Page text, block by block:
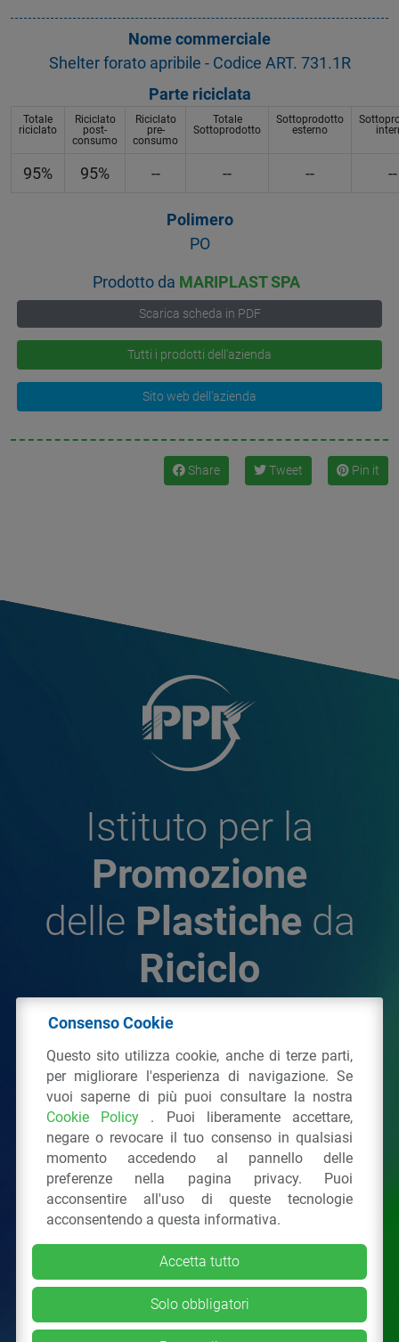
Nome commerciale
Shelter forato apribile - Codice ART. 731.1R
Parte riciclata
Totale
riciclato
Riciclato
post-
consumo
Riciclato
pre-
consumo
Totale
Sottoprodotto
Sottoprodotto
esterno
95% 95% -- -- -- --
Polimero
PO
Prodotto da MARIPLAST SPA
Scarica scheda in PDF
Tutti i prodotti dell'azienda
Sito web dell'azienda
Share Tweet Pin it
Istituto per la
Promozione
delle Plastiche da
Riciclo
Plastiche da Riciclo
C.F. 97381090154
Via San Vittore 36 20123Milano (MI)
Tel.: 02 43928225.
Tutti i diritti riservati Privacy Policy &Cookie
Consenso Cookie
Questo sito utilizza cookie, anche di terze parti,
per migliorare l'esperienza di navigazione. Se
vuoi saperne di più puoi consultare la nostra
Cookie Policy . Puoi liberamente accettare,
negare o revocare il tuo consenso in qualsiasi
momento accedendo al pannello delle
preferenze nella pagina privacy. Puoi
acconsentire all'uso di queste tecnologie
acconsentendo a questa informativa.
Accetta tutto
Solo obbligatori